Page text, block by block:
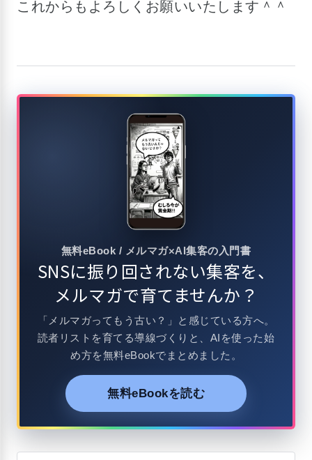
これからもよろしくお願いいたします＾＾
無料eBook / メルマガ×AI集客の入門書
SNSに振り回されない集客を、
メルマガで育てませんか？
「メルマガってもう古い？」と感じている方へ。
読者リストを育てる導線づくりと、AIを使った始
め方を無料eBookでまとめました。
無料eBookを読む